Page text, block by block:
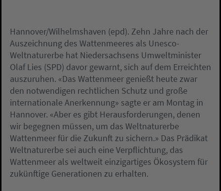
Hannover/Wilhelmshaven (epd). Zehn Jahre nach der
Auszeichnung des Wattenmeeres als Unesco-
Weltnaturerbe hat Niedersachsens Umweltminister
Olaf Lies (SPD) davor gewarnt, sich auf dem Erreichten
auszuruhen. «Das Wattenmeer genießt heute zwar
den notwendigen rechtlichen Schutz und große
internationale Anerkennung» sagte er am Montag in
Hannover. «Aber es gibt Herausforderungen, denen
wir begegnen müssen, um das Weltnaturerbe
Wattenmeer für die Zukunft zu sichern.» Das Prädikat
Weltnaturerbe sei auch eine Verpflichtung, das
Wattenmeer als weltweit einzigartiges Ökosystem für
zukünftige Generationen zu erhalten.